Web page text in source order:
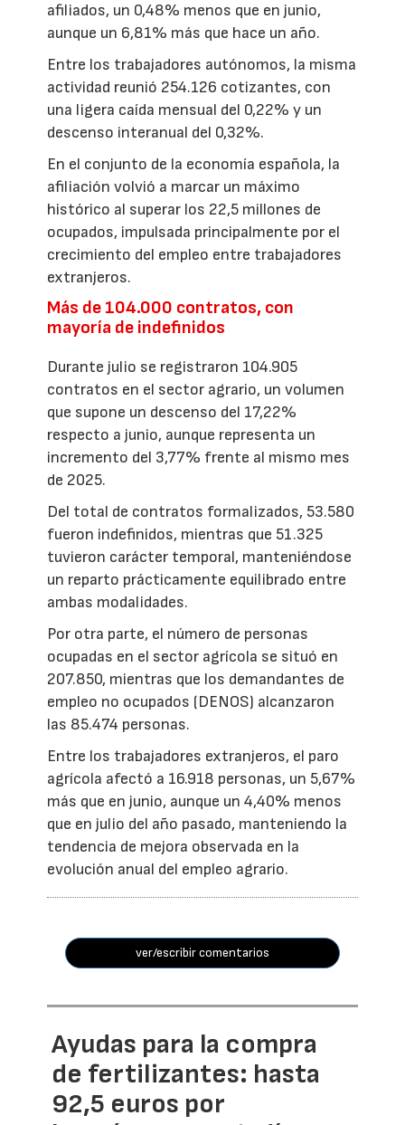
afiliados, un 0,48% menos que en junio,
aunque un 6,81% más que hace un año.
Entre los trabajadores autónomos, la misma
actividad reunió 254.126 cotizantes, con
una ligera caída mensual del 0,22% y un
descenso interanual del 0,32%.
En el conjunto de la economía española, la
afiliación volvió a marcar un máximo
histórico al superar los 22,5 millones de
ocupados, impulsada principalmente por el
crecimiento del empleo entre trabajadores
extranjeros.
Más de 104.000 contratos, con
mayoría de indefinidos
Durante julio se registraron 104.905
contratos en el sector agrario, un volumen
que supone un descenso del 17,22%
respecto a junio, aunque representa un
incremento del 3,77% frente al mismo mes
de 2025.
Del total de contratos formalizados, 53.580
fueron indefinidos, mientras que 51.325
tuvieron carácter temporal, manteniéndose
un reparto prácticamente equilibrado entre
ambas modalidades.
Por otra parte, el número de personas
ocupadas en el sector agrícola se situó en
207.850, mientras que los demandantes de
empleo no ocupados (DENOS) alcanzaron
las 85.474 personas.
Entre los trabajadores extranjeros, el paro
agrícola afectó a 16.918 personas, un 5,67%
más que en junio, aunque un 4,40% menos
que en julio del año pasado, manteniendo la
tendencia de mejora observada en la
evolución anual del empleo agrario.
ver/escribir comentarios
Ayudas para la compra
de fertilizantes: hasta
92,5 euros por